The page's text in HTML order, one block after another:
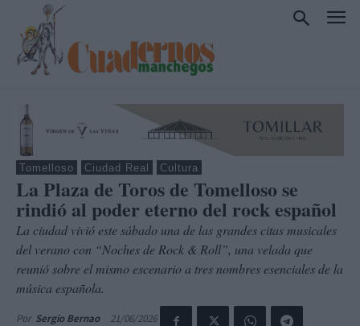
Tomelloso Ciudad Real Cultura
La Plaza de Toros de Tomelloso se
rindió al poder eterno del rock español
La ciudad vivió este sábado una de las grandes citas musicales
del verano con “Noches de Rock & Roll”, una velada que
reunió sobre el mismo escenario a tres nombres esenciales de la
música española.
Por Sergio Bernao 21/06/2026